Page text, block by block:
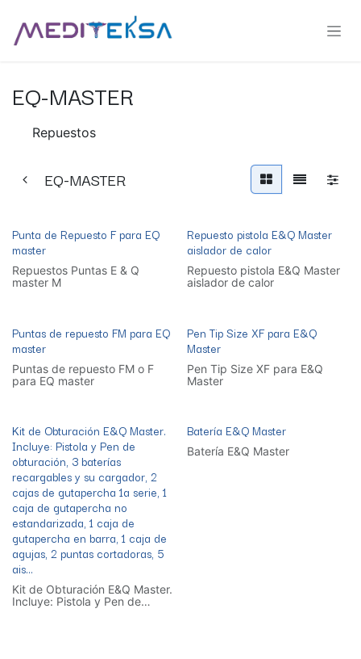
EQ-MASTER
Repuestos
EQ-MASTER
Punta de Repuesto F para EQ
master
Repuestos Puntas E & Q
master M
Repuesto pistola E&Q Master
aislador de calor
Repuesto pistola E&Q Master
aislador de calor
Puntas de repuesto FM para EQ
master
Puntas de repuesto FM o F
para EQ master
Pen Tip Size XF para E&Q
Master
Pen Tip Size XF para E&Q
Master
Kit de Obturación E&Q Master.
Incluye: Pistola y Pen de
obturación, 3 baterías
recargables y su cargador, 2
cajas de gutapercha 1a serie, 1
caja de gutapercha no
estandarizada, 1 caja de
gutapercha en barra, 1 caja de
agujas, 2 puntas cortadoras, 5
ais...
Kit de Obturación E&Q Master.
Incluye: Pistola y Pen de
Batería E&Q Master
Batería E&Q Master